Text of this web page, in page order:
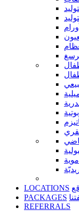
LOCATIONS
PACKAGES
REFERRALS